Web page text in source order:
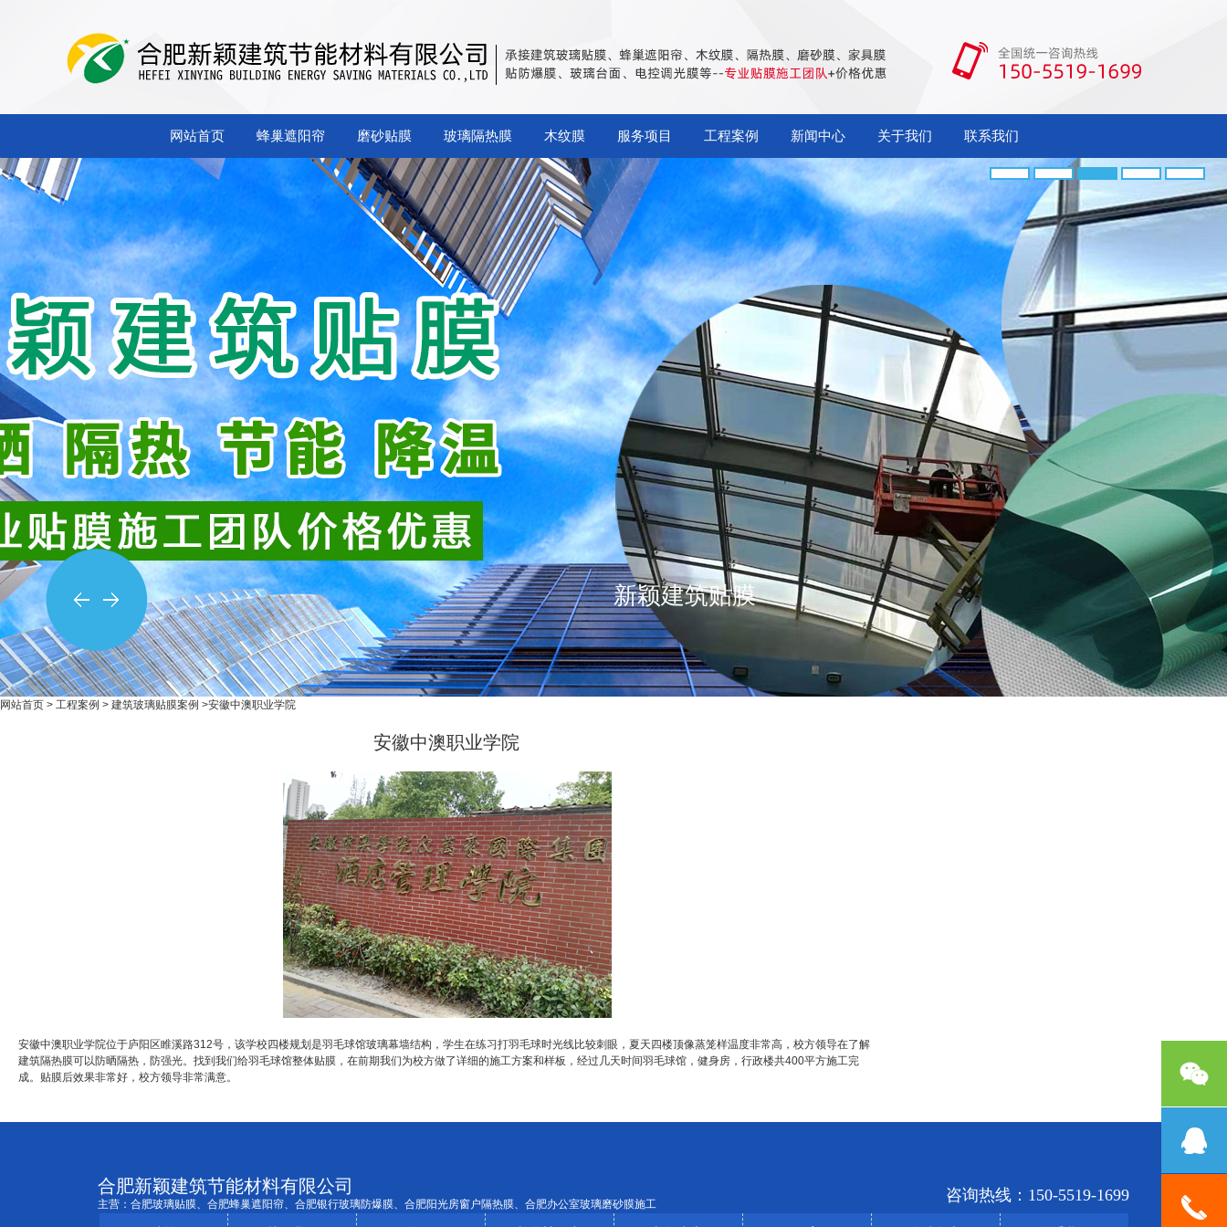
网站首页 蜂巢遮阳帘 磨砂贴膜 玻璃隔热膜 木纹膜 服务项目 工程案例 新闻中心 关于我们 联系我们
新颖建筑贴膜
网站首页 > 工程案例 > 建筑玻璃贴膜案例 >安徽中澳职业学院
安徽中澳职业学院
安徽中澳职业学院位于庐阳区睢溪路312号，该学校四楼规划是羽毛球馆玻璃幕墙结构，学生在练习打羽毛球时光线比较刺眼，夏天四楼顶像蒸笼样温度非常高，校方领导在了解
建筑隔热膜可以防晒隔热，防强光。找到我们给羽毛球馆整体贴膜，在前期我们为校方做了详细的施工方案和样板，经过几天时间羽毛球馆，健身房，行政楼共400平方施工完
成。贴膜后效果非常好，校方领导非常满意。
合肥新颖建筑节能材料有限公司
主营：合肥玻璃贴膜、合肥蜂巢遮阳帘、合肥银行玻璃防爆膜、合肥阳光房窗户隔热膜、合肥办公室玻璃磨砂膜施工 咨询热线：150-5519-1699